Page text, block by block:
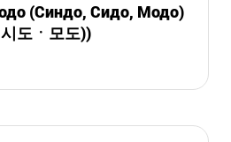
(Синдо, Сидо, Модо)
도ㆍ모도))